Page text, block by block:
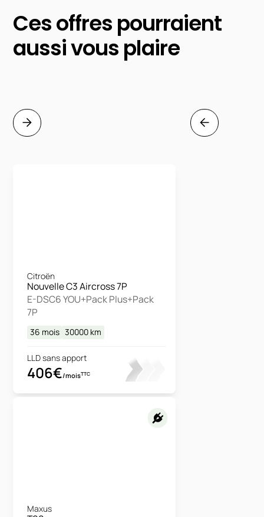
Ces offres pourraient
aussi vous plaire
Citroën
Nouvelle C3 Aircross 7P
E-DSC6 YOU+Pack Plus+Pack
7P
36 mois 30000 km
LLD sans apport
406€/moisTTC
Maxus